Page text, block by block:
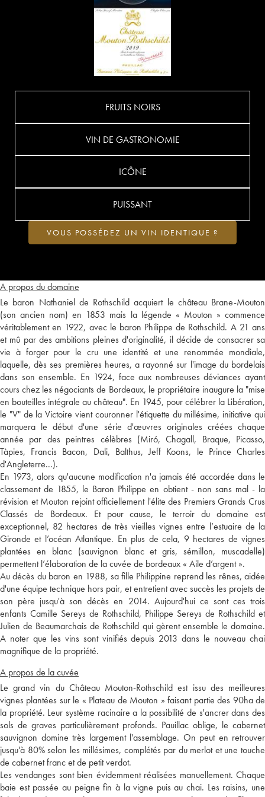
A propos du domaine
Le baron Nathaniel de Rothschild acquiert le château Brane-Mouton
(son ancien nom) en 1853 mais la légende « Mouton » commence
véritablement en 1922, avec le baron Philippe de Rothschild. A 21 ans
et mû par des ambitions pleines d'originalité, il décide de consacrer sa
vie à forger pour le cru une identité et une renommée mondiale,
laquelle, dès ses premières heures, a rayonné sur l'image du bordelais
dans son ensemble. En 1924, face aux nombreuses déviances ayant
cours chez les négociants de Bordeaux, le propriétaire inaugure la "mise
en bouteilles intégrale au château". En 1945, pour célébrer la Libération,
le "V" de la Victoire vient couronner l'étiquette du millésime, initiative qui
marquera le début d'une série d'œuvres originales créées chaque
année par des peintres célèbres (Miró, Chagall, Braque, Picasso,
Tàpies, Francis Bacon, Dali, Balthus, Jeff Koons, le Prince Charles
d'Angleterre...).
En 1973, alors qu'aucune modification n'a jamais été accordée dans le
classement de 1855, le Baron Philippe en obtient - non sans mal - la
révision et Mouton rejoint officiellement l'élite des Premiers Grands Crus
Classés de Bordeaux. Et pour cause, le terroir du domaine est
exceptionnel, 82 hectares de très vieilles vignes entre l’estuaire de la
Gironde et l’océan Atlantique. En plus de cela, 9 hectares de vignes
plantées en blanc (sauvignon blanc et gris, sémillon, muscadelle)
permettent l’élaboration de la cuvée de bordeaux « Aile d’argent ».
Au décès du baron en 1988, sa fille Philippine reprend les rênes, aidée
d'une équipe technique hors pair, et entretient avec succès les projets de
son père jusqu'à son décès en 2014. Aujourd'hui ce sont ces trois
enfants Camille Sereys de Rothschild, Philippe Sereys de Rothschild et
Julien de Beaumarchais de Rothschild qui gèrent ensemble le domaine.
A noter que les vins sont vinifiés depuis 2013 dans le nouveau chai
magnifique de la propriété.
A propos de la cuvée
Le grand vin du Château Mouton-Rothschild est issu des meilleures
vignes plantées sur le « Plateau de Mouton » faisant partie des 90ha de
la propriété. Leur système racinaire a la possibilité de s'ancrer dans des
sols de graves particulièrement profonds. Pauillac oblige, le cabernet
sauvignon domine très largement l'assemblage. On peut en retrouver
jusqu'à 80% selon les millésimes, complétés par du merlot et une touche
de cabernet franc et de petit verdot.
Les vendanges sont bien évidemment réalisées manuellement. Chaque
baie est passée au peigne fin à la vigne puis au chai. Les raisins, une
FRUITS NOIRS
VIN DE GASTRONOMIE
ICÔNE
PUISSANT
VOUS POSSÉDEZ UN VIN IDENTIQUE ?